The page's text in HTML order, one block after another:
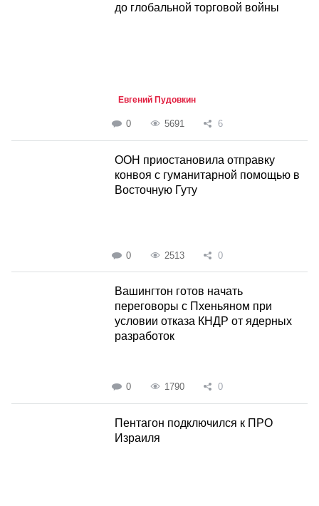
до глобальной торговой войны
Евгений Пудовкин
0 5691 6
ООН приостановила отправку
конвоя с гуманитарной помощью в
Восточную Гуту
0 2513 0
Вашингтон готов начать
переговоры с Пхеньяном при
условии отказа КНДР от ядерных
разработок
0 1790 0
Пентагон подключился к ПРО
Израиля